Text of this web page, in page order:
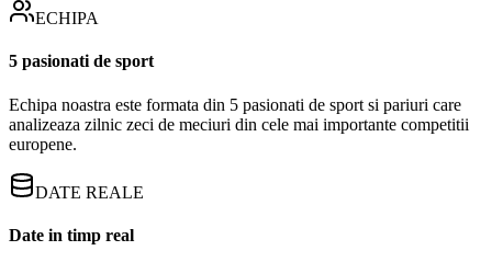
ECHIPA
5 pasionati de sport
Echipa noastra este formata din 5 pasionati de sport si pariuri care
analizeaza zilnic zeci de meciuri din cele mai importante competitii
europene.
DATE REALE
Date in timp real